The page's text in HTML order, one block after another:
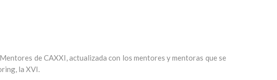
de CAXXI, actualizada con los mentores y mentoras que se
la XVI.